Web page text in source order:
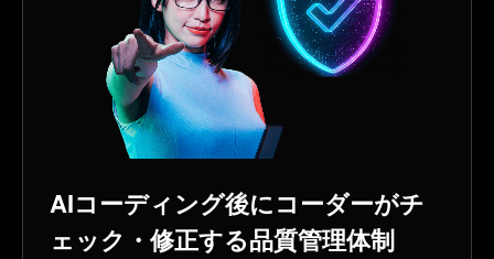
AIコーディング後にコーダーがチ
ェック・修正する品質管理体制